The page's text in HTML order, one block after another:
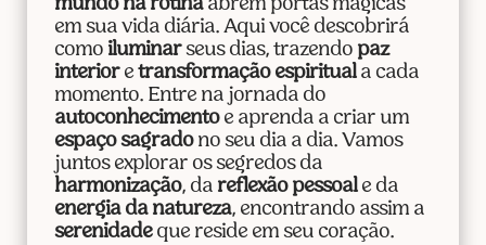
mundo na rotinaabrem portas mágicas
em sua vida diária. Aqui você descobrirá
como iluminarseus dias, trazendo paz
interiore transformação espirituala cada
momento. Entre na jornada do
autoconhecimentoe aprenda a criar um
espaço sagradono seu dia a dia. Vamos
juntos explorar os segredos da
harmonização, da reflexão pessoale da
energia da natureza, encontrando assim a
serenidadeque reside em seu coração.